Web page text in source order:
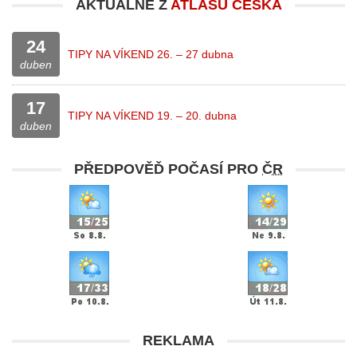
AKTUÁLNĚ Z ATLASU ČESKA
24
duben
TIPY NA VÍKEND 26. – 27 dubna
17
duben
TIPY NA VÍKEND 19. – 20. dubna
PŘEDPOVĚĎ POČASÍ PRO ČR
REKLAMA